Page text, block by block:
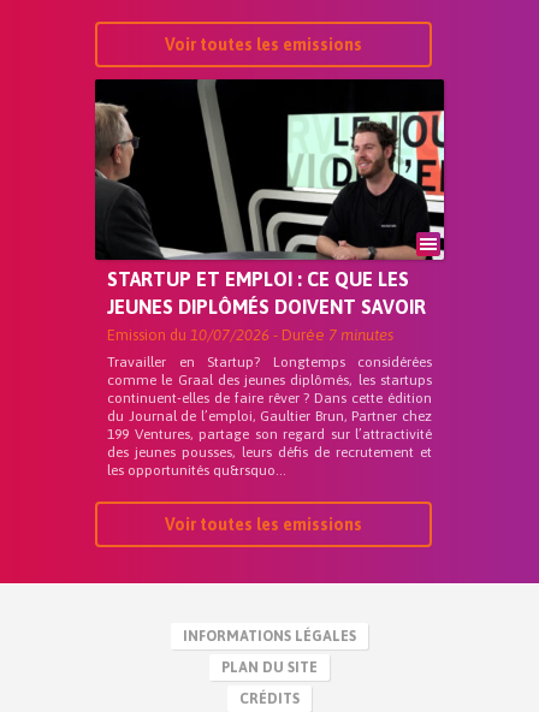
Voir toutes les emissions
STARTUP ET EMPLOI : CE QUE LES
JEUNES DIPLÔMÉS DOIVENT SAVOIR
Emission du 10/07/2026 - Durée 7 minutes
Travailler en Startup? Longtemps considérées
comme le Graal des jeunes diplômés, les startups
continuent-elles de faire rêver ? Dans cette édition
du Journal de l’emploi, Gaultier Brun, Partner chez
199 Ventures, partage son regard sur l’attractivité
des jeunes pousses, leurs défis de recrutement et
les opportunités qu&rsquo...
Voir toutes les emissions
INFORMATIONS LÉGALES
PLAN DU SITE
CRÉDITS